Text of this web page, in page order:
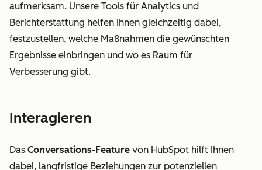
aufmerksam. Unsere Tools für Analytics und
Berichterstattung helfen Ihnen gleichzeitig dabei,
festzustellen, welche Maßnahmen die gewünschten
Ergebnisse einbringen und wo es Raum für
Verbesserung gibt.
Interagieren
Das Conversations-Feature von HubSpot hilft Ihnen
dabei, langfristige Beziehungen zur potenziellen